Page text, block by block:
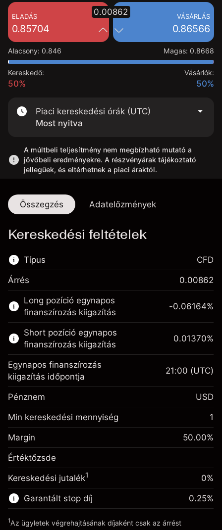
ELADÁS
0.85704
VÁSÁRLÁS
0.86566
0.00862
Alacsony: 0.846 Magas: 0.8668
Kereskedő:
50%
Vásárlók:
50%
Piaci kereskedési órák (UTC)
Most nyitva
A múltbeli teljesítmény nem megbízható mutató a
jövőbeli eredményekre. A részvényárak tájékoztató
jellegűek, és eltérhetnek a piaci áraktól.
Összegzés Adatelőzmények
Kereskedési feltételek
Típus
Ez a pénzügyi piac elérhető CFD
kereskedésre.
Bővebb információk:
CFD-k
CFD
Árrés 0.00862
Long pozíció egynapos
finanszírozás kiigazítás
Fedezet. A befektetése
$1,000.00
Egynapos finanszírozás
kiigazítás
A pozíció teljes értékéből
származó díjak
%
(-$1.23)
Ügyletméret tőkeáttétellel ~
Tőkeáttételből származó pénz ~
Ugrás a platformra
-0.06164%
Short pozíció egynapos
finanszírozás kiigazítás
Fedezet. A befektetése
$1,000.00
Egynapos finanszírozás
kiigazítás
A pozíció teljes értékéből
származó díjak
0.013699
Ügyletméret tőkeáttétellel ~
Tőkeáttételből származó pénz ~
0.01370%
Egynapos finanszírozás
kiigazítás időpontja
21:00 (UTC)
Pénznem USD
Min kereskedési mennyiség 1
Margin 50.00%
Értéktőzsde
Kereskedési jutalék1 0%
Garantált stop díj 0.25%
1Az ügyletek végrehajtásának díjaként csak az árrést